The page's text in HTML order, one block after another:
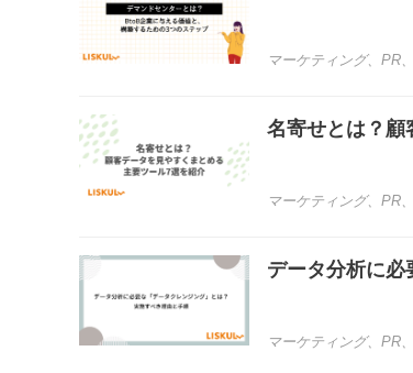
マーケティング、 PR、
名寄せとは？顧
マーケティング、 PR、
データ分析に必
マーケティング、 PR、